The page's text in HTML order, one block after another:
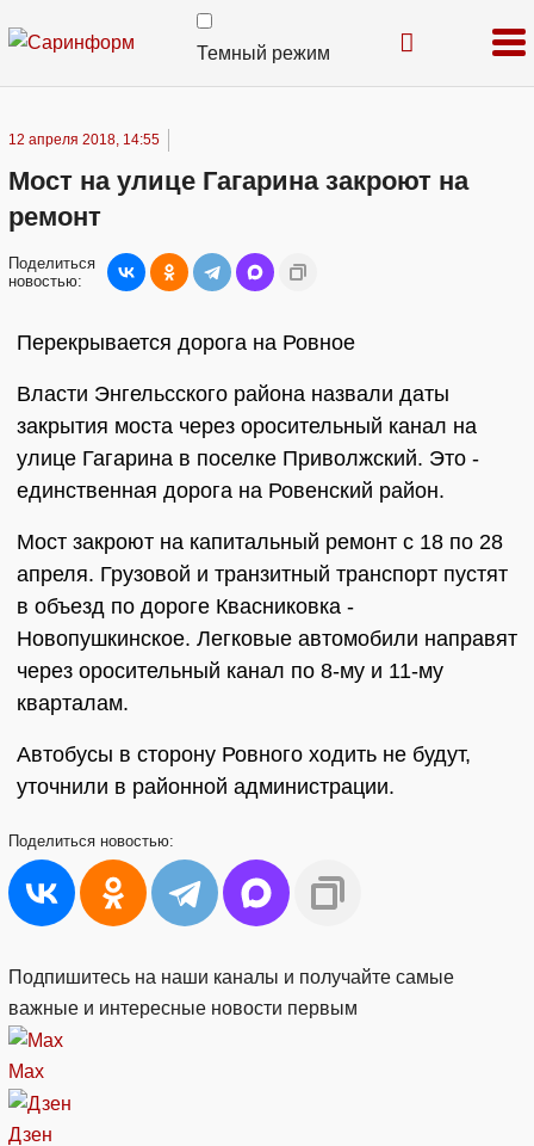
Темный режим
12 апреля 2018, 14:55
Мост на улице Гагарина закроют на
ремонт
Поделиться
новостью:
Перекрывается дорога на Ровное
Власти Энгельсского района назвали даты
закрытия моста через оросительный канал на
улице Гагарина в поселке Приволжский. Это -
единственная дорога на Ровенский район.
Мост закроют на капитальный ремонт с 18 по 28
апреля. Грузовой и транзитный транспорт пустят
в объезд по дороге Квасниковка -
Новопушкинское. Легковые автомобили направят
через оросительный канал по 8-му и 11-му
кварталам.
Автобусы в сторону Ровного ходить не будут,
уточнили в районной администрации.
Поделиться новостью:
Подпишитесь на наши каналы и получайте самые
важные и интересные новости первым
Max
Дзен